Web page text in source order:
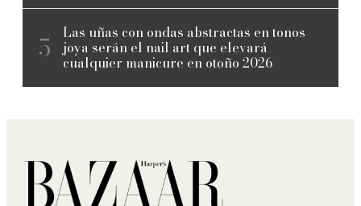
Las uñas con ondas abstractas en tonos
joya serán el nail art que elevará
cualquier manicure en otoño 2026